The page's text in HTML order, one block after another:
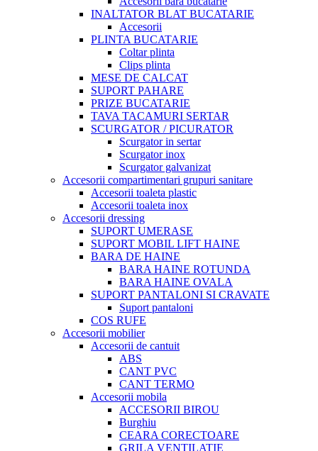
INALTATOR BLAT BUCATARIE
Accesorii
PLINTA BUCATARIE
Coltar plinta
Clips plinta
MESE DE CALCAT
SUPORT PAHARE
PRIZE BUCATARIE
TAVA TACAMURI SERTAR
SCURGATOR / PICURATOR
Scurgator in sertar
Scurgator inox
Scurgator galvanizat
Accesorii compartimentari grupuri sanitare
Accesorii toaleta plastic
Accesorii toaleta inox
Accesorii dressing
SUPORT UMERASE
SUPORT MOBIL LIFT HAINE
BARA DE HAINE
BARA HAINE ROTUNDA
BARA HAINE OVALA
SUPORT PANTALONI SI CRAVATE
Suport pantaloni
COS RUFE
Accesorii mobilier
Accesorii de cantuit
ABS
CANT PVC
CANT TERMO
Accesorii mobila
ACCESORII BIROU
Burghiu
CEARA CORECTOARE
GRILA VENTILATIE